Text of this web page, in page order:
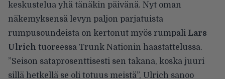
keskustelua yhä tänäkin päivänä. Nyt oman
näkemyksensä levyn paljon parjatuista
rumpusoundeista on kertonut myös rumpali Lars
Ulrich tuoreessa Trunk Nationin haastattelussa.
”Seison sataprosenttisesti sen takana, koska juuri
sillä hetkellä se oli totuus meistä”, Ulrich sanoo